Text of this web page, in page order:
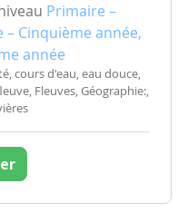
Primaire –
Cinquième année,
année
cours d'eau, eau douce,
Fleuves, Géographie:,